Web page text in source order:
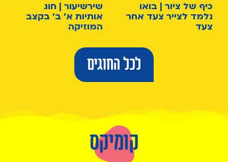
כיף של ציור | בואו
נלמד לצייר צעד אחר
צעד
שירשיעור | חוג
אותיות א' ב' בקצב
המוזיקה
לכל החוגים
קומיקס